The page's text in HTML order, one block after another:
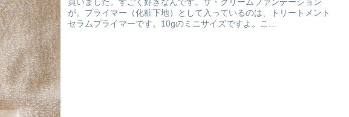
が。プライマー（化粧下地）として入っているのは、トリートメント
セラムプライマーです。10gのミニサイズですよ。こ...